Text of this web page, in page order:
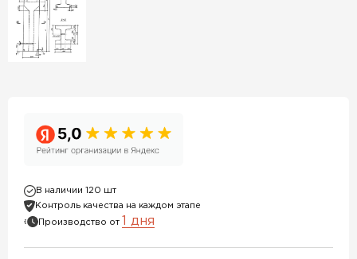
В наличии 120 шт
Контроль качества на каждом этапе
Производство от 1 дня